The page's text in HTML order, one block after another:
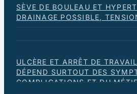
SÈVE DE BOULEAU ET
DRAINAGE POSSIBLE,
ULCÈRE ET ARRÊT DE
DÉPEND SURTOUT DES
COMPLICATIONS ET DU